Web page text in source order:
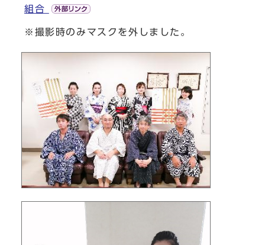
組合
※撮影時のみマスクを外しました。